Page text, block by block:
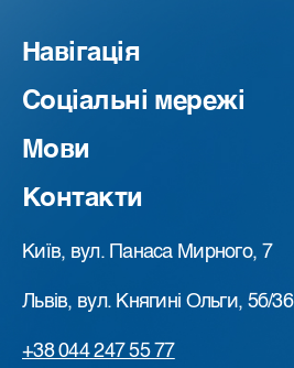
Навігація
Соціальні мережі
Мови
Контакти
Київ, вул. Панаса Мирного, 7
Львів, вул. Княгині Ольги, 5б/36
+38 044 247 55 77